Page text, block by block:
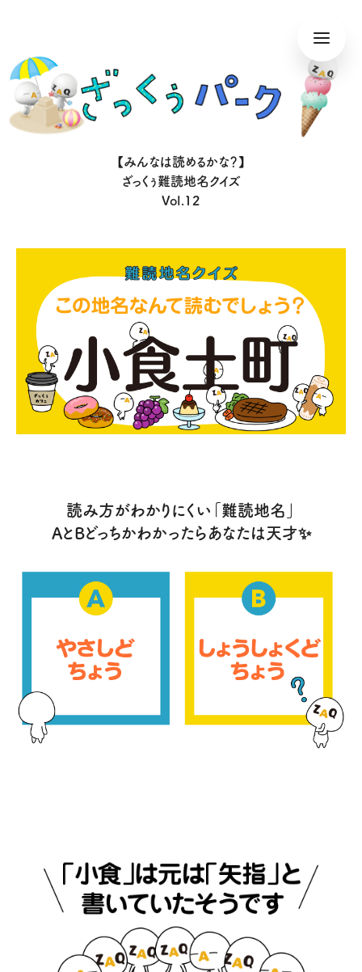
【みんなは読めるかな？】
ざっくぅ難読地名クイズ
Vol.12
読み方がわかりにくい「難読地名」
AとBどっちかわかったらあなたは天才✨